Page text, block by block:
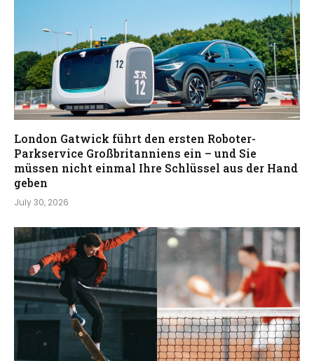
London Gatwick führt den ersten Roboter-
Parkservice Großbritanniens ein – und Sie
müssen nicht einmal Ihre Schlüssel aus der Hand
geben
July 30, 2026